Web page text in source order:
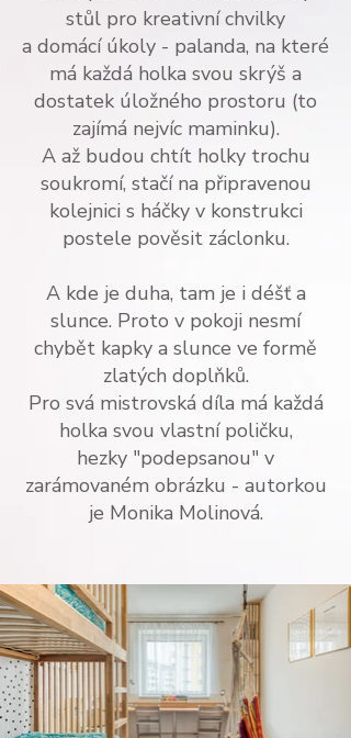
stůl pro kreativní chvilky
a domácí úkoly - palanda, na které
má každá holka svou skrýš a
dostatek úložného prostoru (to
zajímá nejvíc maminku).
A až budou chtít holky trochu
soukromí, stačí na připravenou
kolejnici s háčky v konstrukci
postele pověsit záclonku.
A kde je duha, tam je i déšť a
slunce. Proto v pokoji nesmí
chybět kapky a slunce ve formě
zlatých doplňků.
Pro svá mistrovská díla má každá
holka svou vlastní poličku,
hezky "podepsanou" v
zarámovaném obrázku - autorkou
je Monika Molinová.